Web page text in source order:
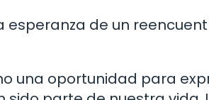
esperanza de un
una oportunidad para